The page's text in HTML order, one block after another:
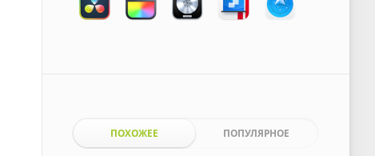
ПОХОЖЕЕ ПОПУЛЯРНОЕ